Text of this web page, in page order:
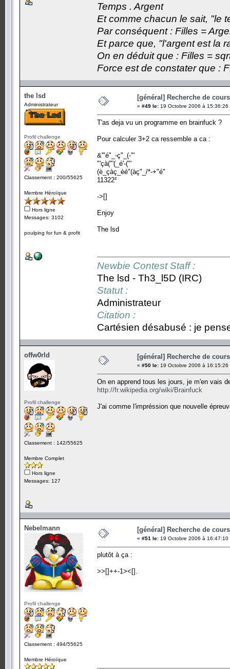
Temps . Argent
Et comme chacun le sait, "le
Par conséquent : Filles =
Et parce que, "l'argent est la
On en déduit que : Filles =
Force est de constater que :
the lsd
Administrateur
Profil challenge
Classement : 200/55625
Membre Héroïque
Hors ligne
Messages: 3102
poulping for fun & profit
[général] Recherche de
« #49 le: 19 Octobre 2006 à 15:36:26
T'as deja vu un programme en brainfuck ?
Pour calculer 3+2 ca ressemble a ca :
&'"é"_-ç"_(-"'
"'çà("'(_é'-("'
(è_çàç_èé"(àç"_/*-+"é"
11322²
->[]
Enjoy
The lsd
Newbie Contest Staff :
The lsd - Th3_l5D (IRC)
Statut :
Administrateur
Citation :
Cartésien désabusé : je
offw0rld
Profil challenge
Classement : 142/55625
Membre Complet
Hors ligne
Messages: 127
[général] Recherche de
« #50 le: 19 Octobre 2006 à 16:15:26
On en apprend tous les jours, je m'en vais
http://fr.wikipedia.org/wiki/Brainfuck
J'ai comme l'impréssion que nouvelle
Nebelmann
Profil challenge
Classement : 494/55625
Membre Héroïque
[général] Recherche de
« #51 le: 19 Octobre 2006 à 16:47:10
plutôt à ça :
>>[]++-1><[].